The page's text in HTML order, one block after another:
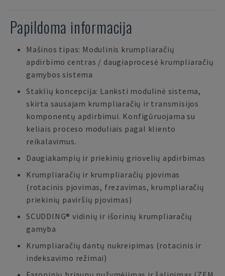
Papildoma informacija
Mašinos tipas: Modulinis krumpliaračių
apdirbimo centras / daugiaprocesė krumpliaračių
gamybos sistema
Staklių koncepcija: Lanksti modulinė sistema,
skirta sausajam krumpliaračių ir transmisijos
komponentų apdirbimui. Konfigūruojama su
keliais proceso moduliais pagal kliento
reikalavimus.
Daugiakampių ir priekinių griovelių apdirbimas
Krumpliaračių ir krumpliaračių pjovimas
(rotacinis pjovimas, frezavimas, krumpliaračių
priekinių paviršių pjovimas)
SCUDDING® vidinių ir išorinių krumpliaračių
gamyba
Krumpliaračių dantų nukreipimas (rotacinis ir
indeksavimo režimai)